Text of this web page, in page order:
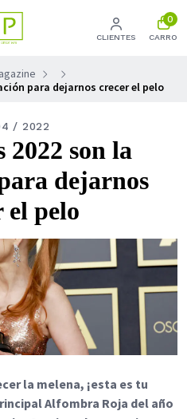
CLIENTES
0
CARRO
para dejarnos crecer el pelo
/ 2022
2022 son la
dejarnos
el pelo
la melena, ¡esta es tu
Alfombra Roja del año